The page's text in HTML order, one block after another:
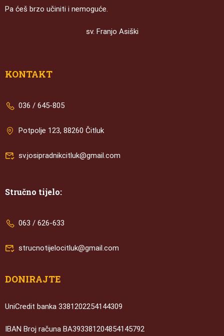
Pa ćeš brzo učiniti i nemoguće.
sv. Franjo Asiški
KONTAKT
036 / 645-805
Potpolje 123, 88260 Čitluk
sv.josipradnikcitluk@gmail.com
Stručno tijelo:
063 / 626-633
strucnotijelocitluk@gmail.com
DONIRAJTE
UniCredit banka 3381202254144309
IBAN Broj računa BA393381204854145792